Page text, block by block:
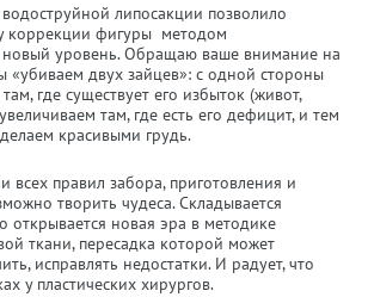
липосакции позволило
коррекции фигуры методом
новый уровень. Обращаю ваше внимание на
«убиваем двух зайцев»: с одной стороны
где существует его избыток (живот,
там, где есть его дефицит, и тем
красивыми грудь.
всех правил забора, приготовления и
творить чудеса. Складывается
открывается новая эра в методике
ткани, пересадка которой может
исправлять недостатки. И радует, что
у пластических хирургов.